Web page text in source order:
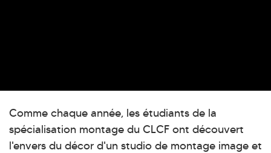
Comme chaque année, les étudiants de la
spécialisation montage du CLCF ont découvert
l'envers du décor d'un studio de montage image et